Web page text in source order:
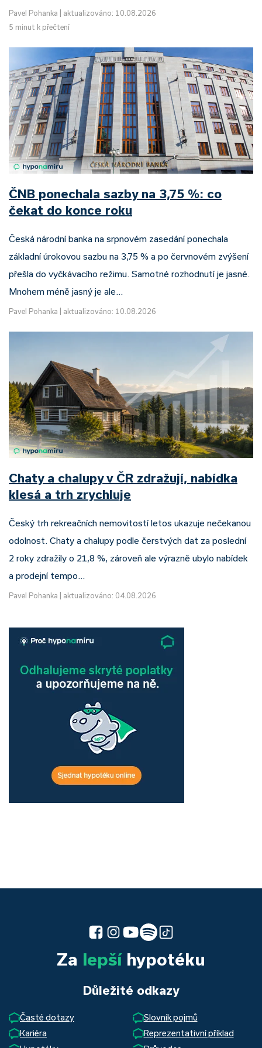
Pavel Pohanka
aktualizováno: 10.08.2026
5 minut k přečtení
ČNB ponechala sazby na 3,75 %: co
čekat do konce roku
Česká národní banka na srpnovém zasedání ponechala
základní úrokovou sazbu na 3,75 % a po červnovém zvýšení
přešla do vyčkávacího režimu. Samotné rozhodnutí je jasné.
Mnohem méně jasný je ale…
Pavel Pohanka aktualizováno: 10.08.2026
Chaty a chalupy v ČR zdražují, nabídka
klesá a trh zrychluje
Český trh rekreačních nemovitostí letos ukazuje nečekanou
odolnost. Chaty a chalupy podle čerstvých dat za poslední
2 roky zdražily o 21,8 %, zároveň ale výrazně ubylo nabídek
a prodejní tempo…
Pavel Pohanka aktualizováno: 04.08.2026
Za lepšíhypotéku
Důležité odkazy
Časté dotazy
Slovník pojmů
Kariéra
Reprezentativní příklad